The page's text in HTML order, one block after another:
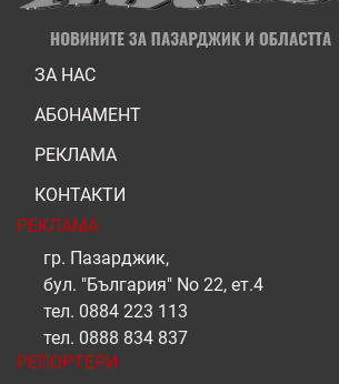
ЗА НАС
АБОНАМЕНТ
РЕКЛАМА
КОНТАКТИ
РЕКЛАМА
гр. Пазарджик,
бул. "България" No 22, ет.4
тел. 0884 223 113
тел. 0888 834 837
РЕПОРТЕРИ